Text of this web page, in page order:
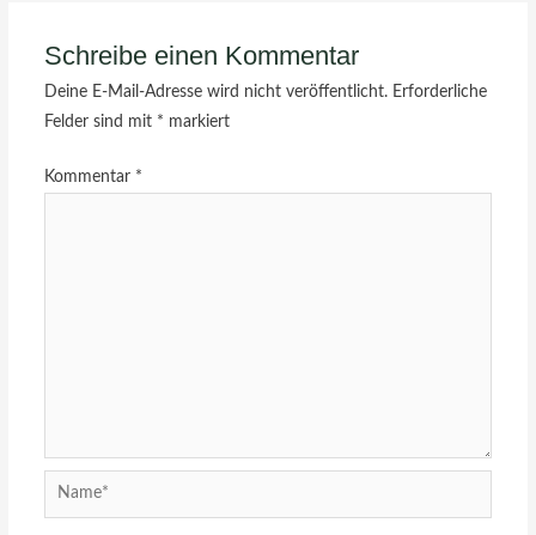
Schreibe einen Kommentar
Deine E-Mail-Adresse wird nicht veröffentlicht. Erforderliche
Felder sind mit * markiert
Kommentar *